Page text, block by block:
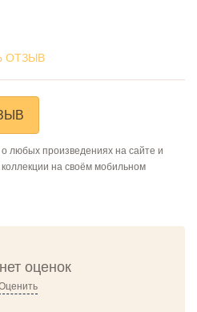
ОТЗЫВ
любых произведениях на сайте и
на своём мобильном
оценок